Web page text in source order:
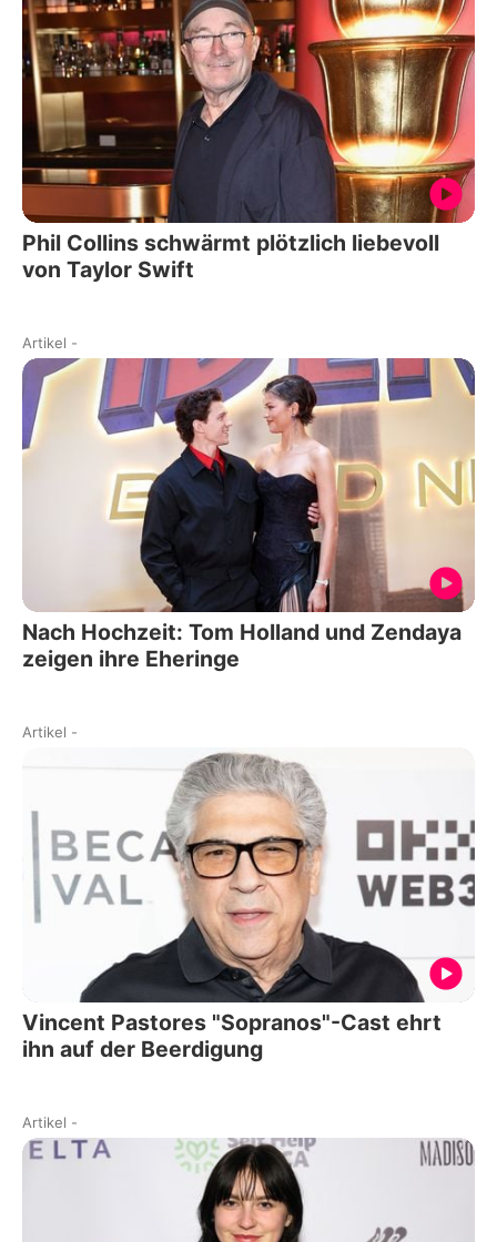
Phil Collins schwärmt plötzlich liebevoll
von Taylor Swift
Artikel -
Nach Hochzeit: Tom Holland und Zendaya
zeigen ihre Eheringe
Artikel -
Vincent Pastores "Sopranos"-Cast ehrt
ihn auf der Beerdigung
Artikel -